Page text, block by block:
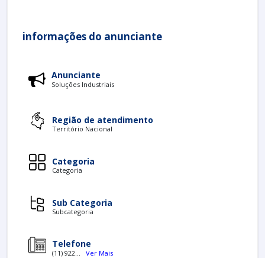
informações do anunciante
Anunciante
Soluções Industriais
Região de atendimento
Território Nacional
Categoria
Categoria
Sub Categoria
Subcategoria
Telefone
(11) 922... Ver Mais